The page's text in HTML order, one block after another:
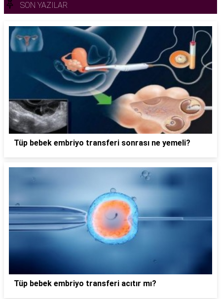
SON YAZILAR
Tüp bebek embriyo transferi sonrası ne yemeli?
Tüp bebek embriyo transferi acıtır mı?